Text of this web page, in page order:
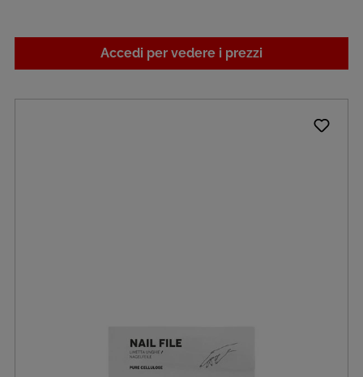
Accedi per vedere i prezzi